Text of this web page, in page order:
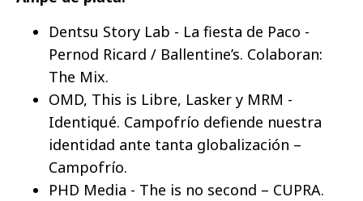
Dentsu Story Lab - La fiesta de Paco -
Pernod Ricard / Ballentine’s. Colaboran:
The Mix.
OMD, This is Libre, Lasker y MRM -
Identiqué. Campofrío defiende nuestra
identidad ante tanta globalización –
Campofrío.
PHD Media - The is no second – CUPRA.